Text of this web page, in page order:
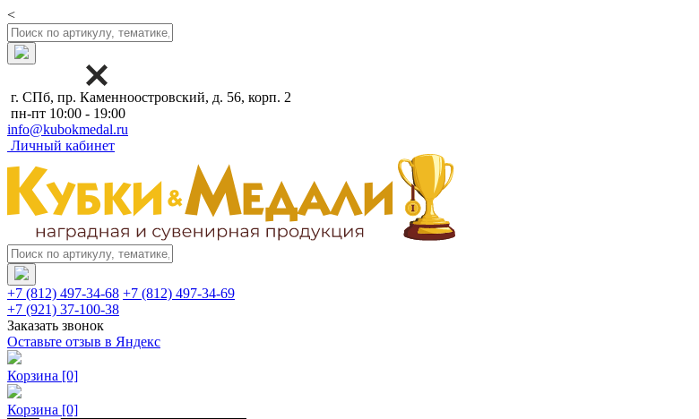
<
г. СПб, пр. Каменноостровский, д. 56, корп. 2
пн-пт 10:00 - 19:00
info@kubokmedal.ru
Личный кабинет
+7 (812) 497-34-68 +7 (812) 497-34-69
+7 (921) 37-100-38
Заказать звонок
Оставьте отзыв в Яндекс
Корзина [0]
Корзина [0]